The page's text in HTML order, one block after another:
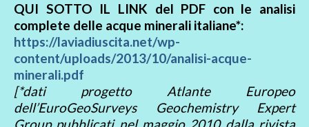
QUI SOTTO IL LINK del PDF con le analisi
complete delle acque minerali italiane*:
https://laviadiuscita.net/wp-
content/uploads/2013/10/analisi-acque-
minerali.pdf
[*dati progetto Atlante Europeo
dell’EuroGeoSurveys Geochemistry Expert